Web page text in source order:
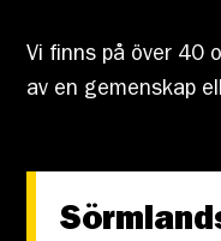
Vi finns på över 40
av en gemenskap